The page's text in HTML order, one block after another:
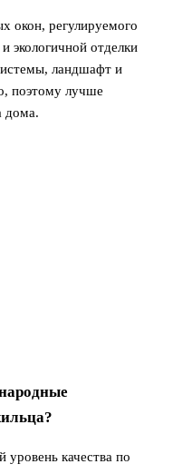
окон, регулируемого
экологичной отделки
ландшафт и
поэтому лучше
дома.
качества по